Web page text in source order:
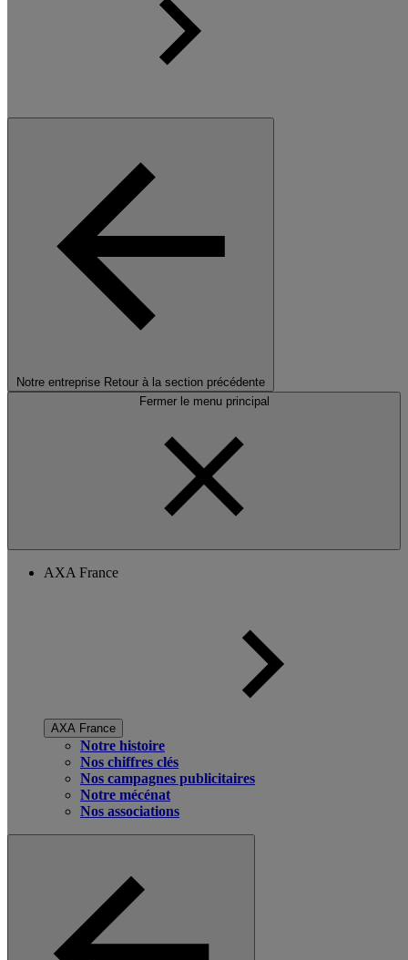
Notre entreprise Retour à la section précédente
Fermer le menu principal
AXA France
AXA France
Notre histoire
Nos chiffres clés
Nos campagnes publicitaires
Notre mécénat
Nos associations